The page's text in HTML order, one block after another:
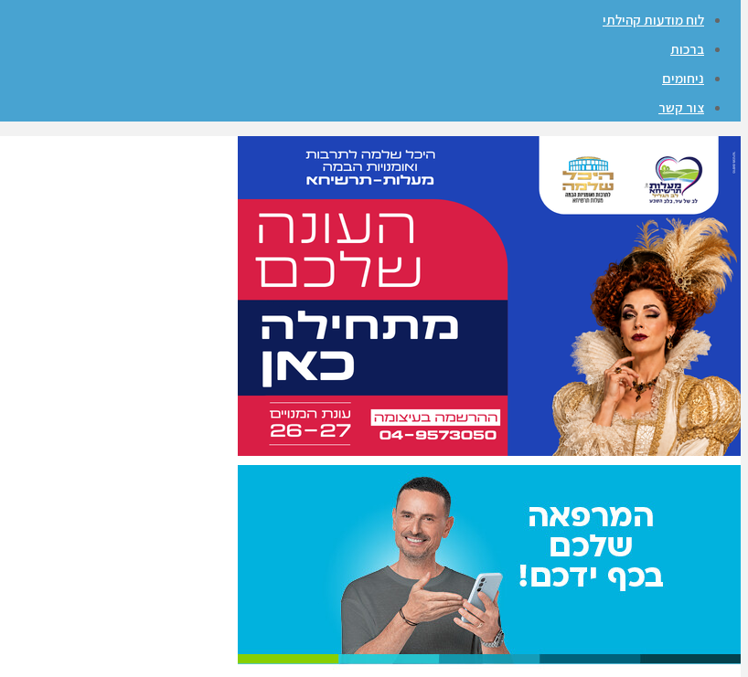
לוח מודעות קהילתי
ברכות
ניחומים
צור קשר